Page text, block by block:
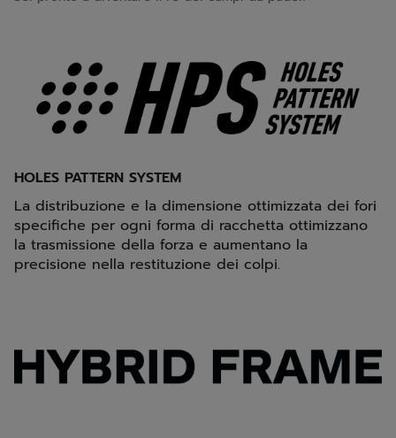
HOLES PATTERN SYSTEM
La distribuzione e la dimensione ottimizzata dei fori
specifiche per ogni forma di racchetta ottimizzano
la trasmissione della forza e aumentano la
precisione nella restituzione dei colpi.